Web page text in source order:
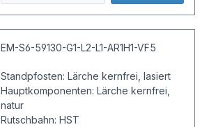
EM-S6-59130-G1-L2-L1-AR1H1-VF5
Standpfosten: Lärche kernfrei, lasiert
Hauptkomponenten: Lärche kernfrei,
natur
Rutschbahn: HST